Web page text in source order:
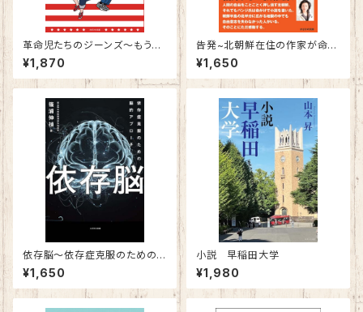
革命児たちのジーンズ～もうひ
とつのアメリカンヒストリー～
¥1,870
告発~北朝鮮在住の作家が命が
けで書いた金王朝の欺瞞と庶民
の悲哀~
¥1,650
依存脳～依存症克服のための
脳的アプローチ～
¥1,650
小説 早稲田大学
¥1,980